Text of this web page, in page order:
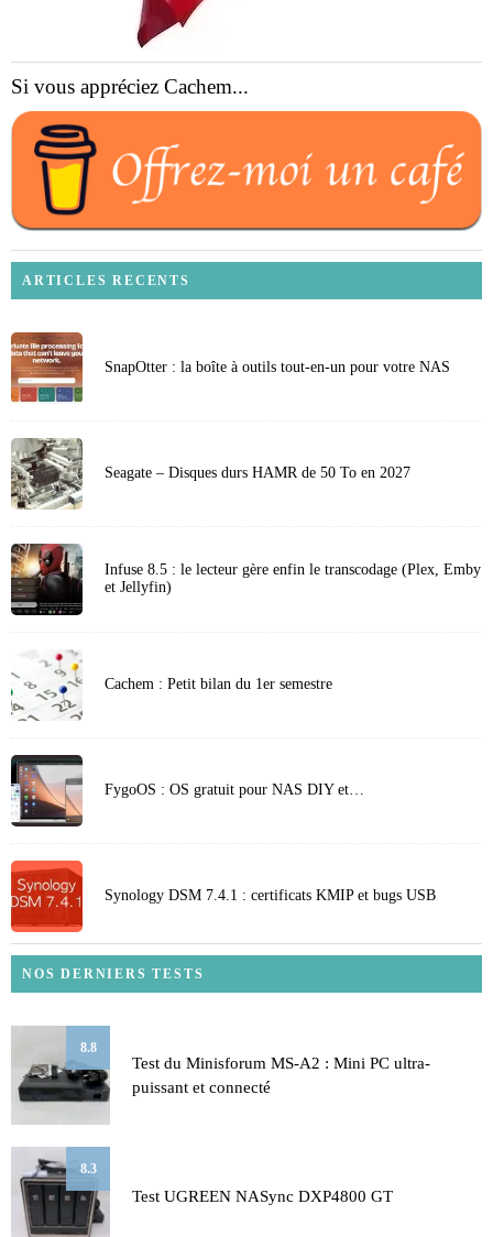
Si vous appréciez Cachem...
ARTICLES RECENTS
SnapOtter : la boîte à outils tout-en-un pour votre NAS
Seagate – Disques durs HAMR de 50 To en 2027
Infuse 8.5 : le lecteur gère enfin le transcodage (Plex, Emby
et Jellyfin)
Cachem : Petit bilan du 1er semestre
FygoOS : OS gratuit pour NAS DIY et…
Synology DSM 7.4.1 : certificats KMIP et bugs USB
NOS DERNIERS TESTS
8.8
Test du Minisforum MS-A2 : Mini PC ultra-
puissant et connecté
8.3
Test UGREEN NASync DXP4800 GT